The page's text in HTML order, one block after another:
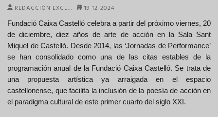
REDACCIÓN EXCE… 19-12-2024
Fundació Caixa Castelló celebra a partir del próximo viernes, 20
de diciembre, diez años de arte de acción en la Sala Sant
Miquel de Castelló. Desde 2014, las ‘Jornadas de Performance’
se han consolidado como una de las citas estables de la
programación anual de la Fundació Caixa Castelló. Se trata de
una propuesta artística ya arraigada en el espacio
castellonense, que facilita la inclusión de la poesía de acción en
el paradigma cultural de este primer cuarto del siglo XXI.